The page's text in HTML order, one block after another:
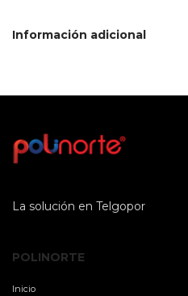
Información adicional
La solución en Telgopor
POLINORTE
Inicio